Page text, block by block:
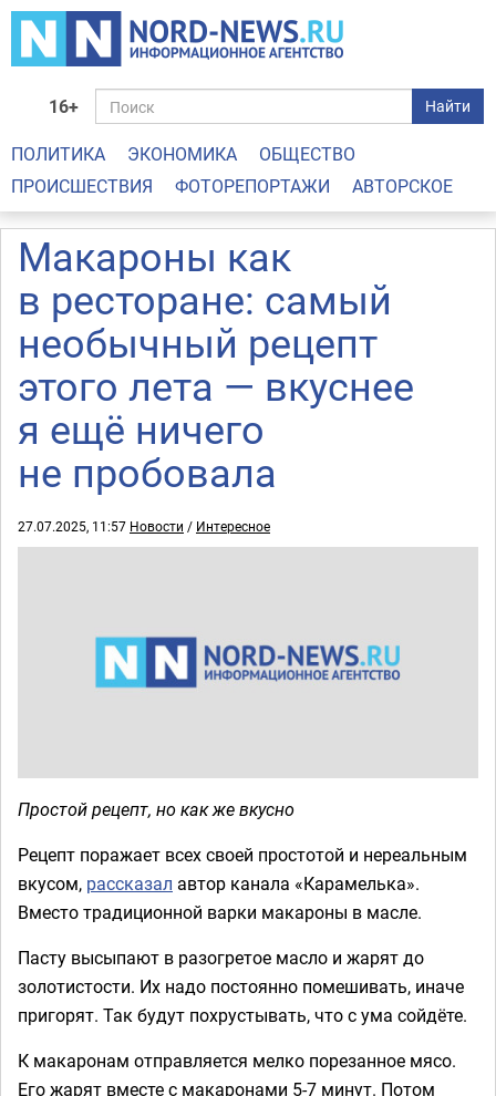
16+ Найти
ПОЛИТИКА ЭКОНОМИКА
ОБЩЕСТВО
ПРОИСШЕСТВИЯ
ФОТОРЕПОРТАЖИ АВТОРСКОЕ
Макароны как
в ресторане: самый
необычный рецепт
этого лета — вкуснее
я ещё ничего
не пробовала
27.07.2025, 11:57 Новости / Интересное
Простой рецепт, но как же вкусно
Рецепт поражает всех своей простотой и нереальным
вкусом, рассказал автор канала «Карамелька».
Вместо традиционной варки макароны в масле.
Пасту высыпают в разогретое масло и жарят до
золотистости. Их надо постоянно помешивать, иначе
пригорят. Так будут похрустывать, что с ума сойдёте.
К макаронам отправляется мелко порезанное мясо.
Его жарят вместе с макаронами 5-7 минут. Потом